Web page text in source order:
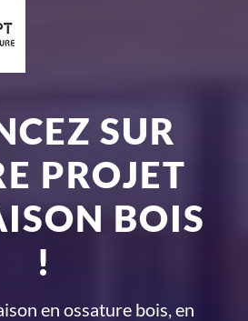
SUR
PROJET
BOIS
!
en ossature bois, en